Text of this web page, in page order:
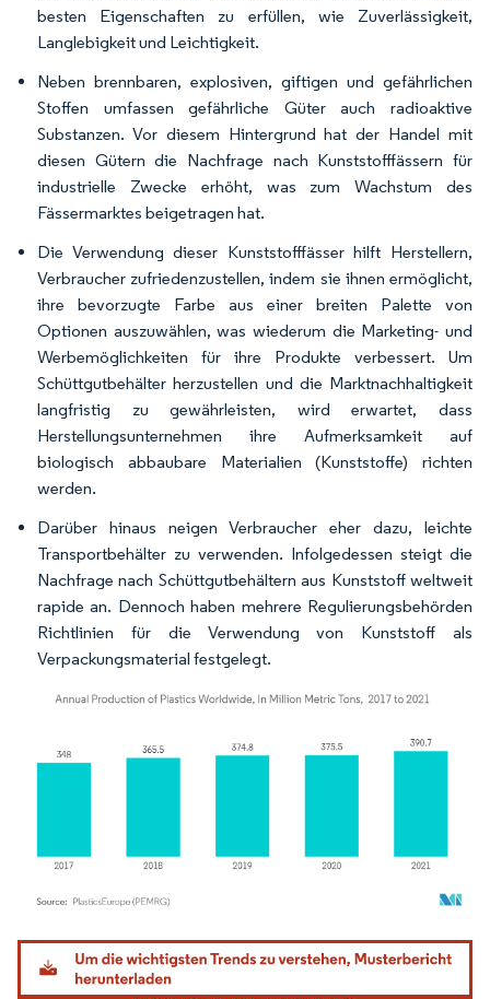
besten Eigenschaften zu erfüllen, wie Zuverlässigkeit,
Langlebigkeit und Leichtigkeit.
Neben brennbaren, explosiven, giftigen und gefährlichen
Stoffen umfassen gefährliche Güter auch radioaktive
Substanzen. Vor diesem Hintergrund hat der Handel mit
diesen Gütern die Nachfrage nach Kunststofffässern für
industrielle Zwecke erhöht, was zum Wachstum des
Fässermarktes beigetragen hat.
Die Verwendung dieser Kunststofffässer hilft Herstellern,
Verbraucher zufriedenzustellen, indem sie ihnen ermöglicht,
ihre bevorzugte Farbe aus einer breiten Palette von
Optionen auszuwählen, was wiederum die Marketing- und
Werbemöglichkeiten für ihre Produkte verbessert. Um
Schüttgutbehälter herzustellen und die Marktnachhaltigkeit
langfristig zu gewährleisten, wird erwartet, dass
Herstellungsunternehmen ihre Aufmerksamkeit auf
biologisch abbaubare Materialien (Kunststoffe) richten
werden.
Darüber hinaus neigen Verbraucher eher dazu, leichte
Transportbehälter zu verwenden. Infolgedessen steigt die
Nachfrage nach Schüttgutbehältern aus Kunststoff weltweit
rapide an. Dennoch haben mehrere Regulierungsbehörden
Richtlinien für die Verwendung von Kunststoff als
Verpackungsmaterial festgelegt.
Bild © Mordor Intelligence. Wiederverwendung erfordert Namensnennung gemäß